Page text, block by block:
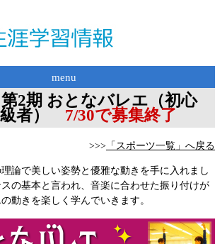
menu
2期 おとなバレエ（初心
者）
7/30で募集終了
>>> 「スポーツ一覧」へ戻る
論で美しい姿勢と優雅な動きを手に入れまし
の基本と言われ、音楽に合わせた振り付けが
動きを楽しく学んでいきます。